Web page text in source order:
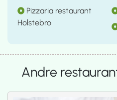
Pizzaria restaurant
Holstebro
Andre